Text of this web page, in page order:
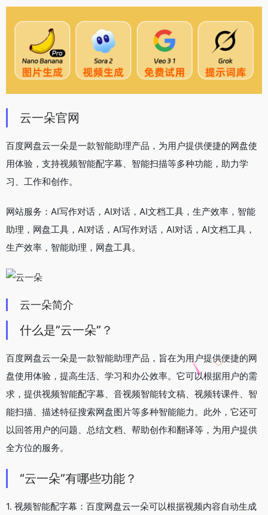
云一朵官网
百度网盘云一朵是一款智能助理产品，为用户提供便捷的网盘使
用体验，支持视频智能配字幕、智能扫描等多种功能，助力学
习、工作和创作。
网站服务：AI写作对话，AI对话，AI文档工具，生产效率，智能
助理，网盘工具，AI对话，AI写作对话，AI对话，AI文档工具，
生产效率，智能助理，网盘工具。
云一朵简介
什么是”云一朵”？
百度网盘云一朵是一款智能助理产品，旨在为用户提供便捷的网
盘使用体验，提高生活、学习和办公效率。它可以根据用户的需
求，提供视频智能配字幕、音视频智能转文稿、视频转课件、智
能扫描、描述特征搜索网盘图片等多种智能能力。此外，它还可
以回答用户的问题、总结文档、帮助创作和翻译等，为用户提供
全方位的服务。
“云一朵”有哪些功能？
1. 视频智能配字幕：百度网盘云一朵可以根据视频内容自动生成